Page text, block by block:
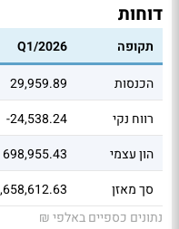
דוחות
תקופה
Q1/2026
הכנסות
29,959.89
רווח נקי
-24,538.24
הון עצמי
698,955.43
סך מאזן
נתונים כספיים באלפי ₪